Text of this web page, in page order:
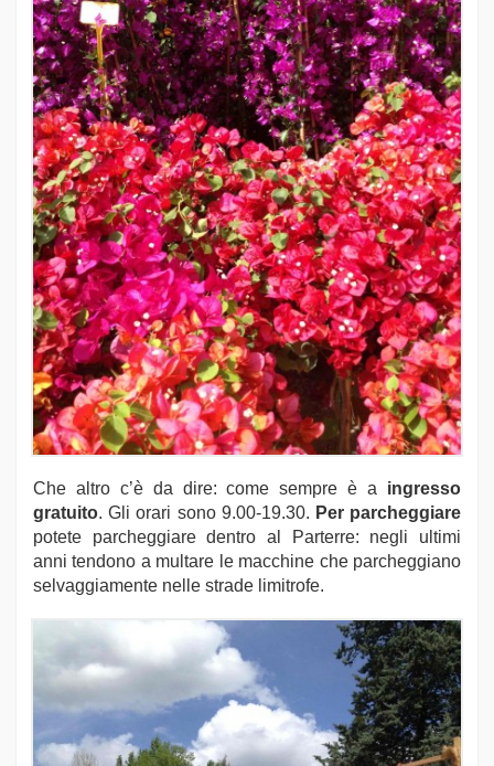
Che altro c’è da dire: come sempre è a ingresso
gratuito. Gli orari sono 9.00-19.30. Per parcheggiare
potete parcheggiare dentro al Parterre: negli ultimi
anni tendono a multare le macchine che parcheggiano
selvaggiamente nelle strade limitrofe.